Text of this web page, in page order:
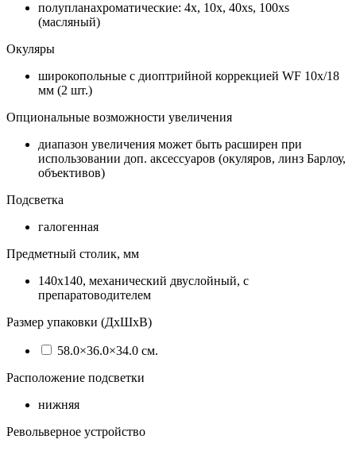
полупланахроматические: 4х, 10х, 40хs, 100хs
(масляный)
Окуляры
широкопольные с диоптрийной коррекцией WF 10х/18
мм (2 шт.)
Опциональные возможности увеличения
диапазон увеличения может быть расширен при
использовании доп. аксессуаров (окуляров, линз Барлоу,
объективов)
Подсветка
галогенная
Предметный столик, мм
140х140, механический двуслойный, с
препаратоводителем
Размер упаковки (ДхШхВ)
58.0×36.0×34.0 см.
Расположение подсветки
нижняя
Револьверное устройство